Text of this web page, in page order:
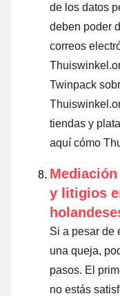
de los datos
deben poder
correos
Twinpack
tiendas y
aquí cómo
y litigios
Si a pesar de
una queja,
pasos. El
no estás